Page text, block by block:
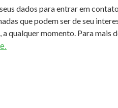
dados para entrar em
que podem ser de seu
a qualquer momento. Para mais